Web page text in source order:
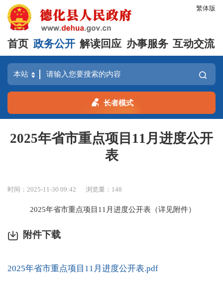
繁体版
首页 政务公开 解读回应 办事服务 互动交流
长者模式
2025年省市重点项目11月进度公开
表
时间：2025-11-30 09:42 浏览量： 148
2025年省市重点项目11月进度公开表（详见附件）
附件下载
2025年省市重点项目11月进度公开表.pdf